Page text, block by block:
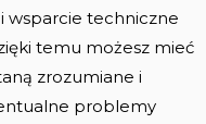
wsparcie techniczne
temu możesz mieć
zrozumiane i
problemy